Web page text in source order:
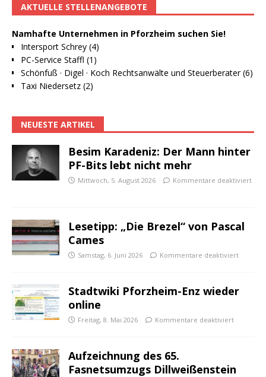
AKTUELLE STELLENANGEBOTE
Namhafte Unternehmen in Pforzheim suchen Sie!
Intersport Schrey (4)
PC-Service Staffl (1)
Schönfuß · Digel · Koch Rechtsanwälte und Steuerberater (6)
Taxi Niedersetz (2)
NEUESTE ARTIKEL
Besim Karadeniz: Der Mann hinter
PF-Bits lebt nicht mehr
Mittwoch, 5. August 2026 Kommentare deaktiviert
Lesetipp: „Die Brezel“ von Pascal
Cames
Samstag, 6. Juni 2026 Kommentare deaktiviert
Stadtwiki Pforzheim-Enz wieder
online
Freitag, 8. Mai 2026 Kommentare deaktiviert
Aufzeichnung des 65.
Fasnetsumzugs Dillweißenstein